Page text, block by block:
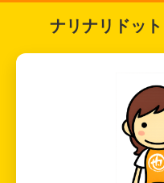
ナリナリドッ